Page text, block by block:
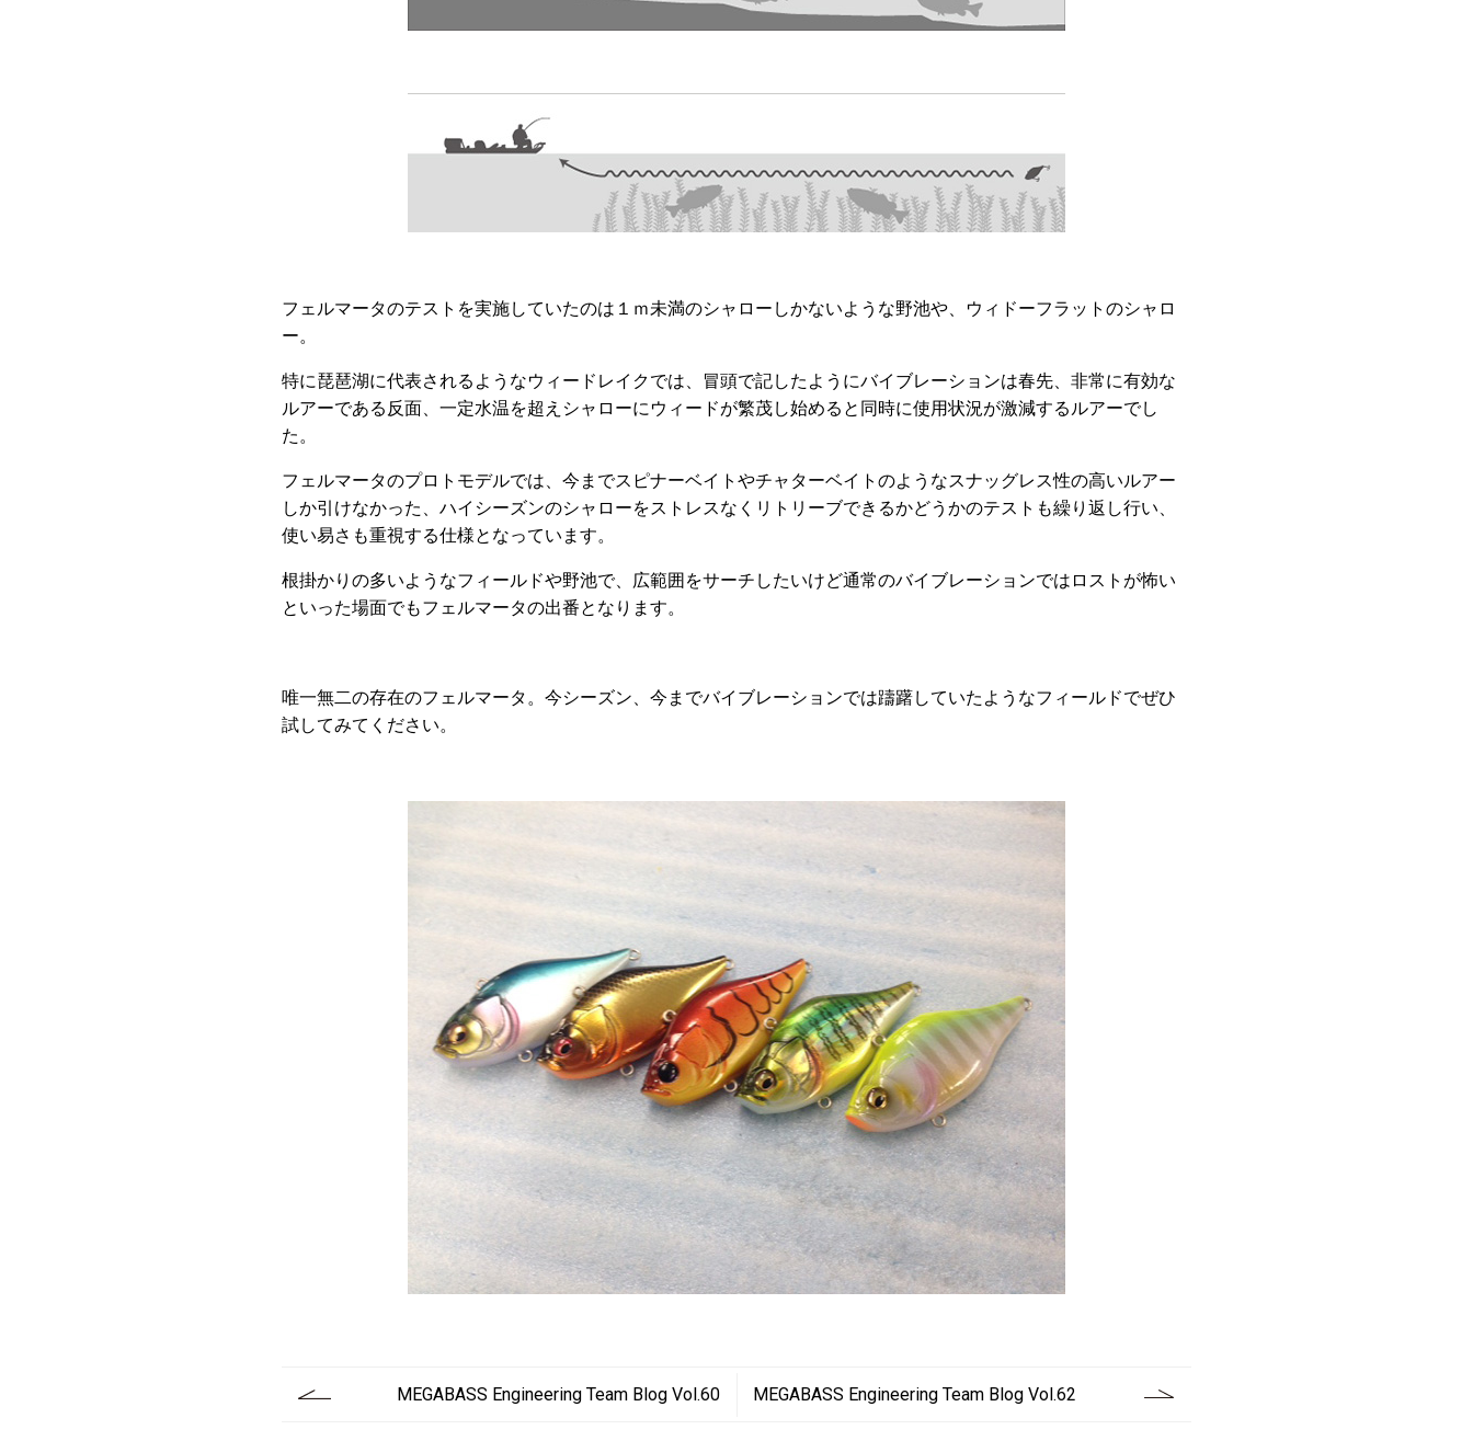
フェルマータのテストを実施していたのは１ｍ未満のシャローしかないような野池や、ウィドーフラットのシャロ
ー。
特に琵琶湖に代表されるようなウィードレイクでは、冒頭で記したようにバイブレーションは春先、非常に有効な
ルアーである反面、一定水温を超えシャローにウィードが繁茂し始めると同時に使用状況が激減するルアーでし
た。
フェルマータのプロトモデルでは、今までスピナーベイトやチャターベイトのようなスナッグレス性の高いルアー
しか引けなかった、ハイシーズンのシャローをストレスなくリトリーブできるかどうかのテストも繰り返し行い、
使い易さも重視する仕様となっています。
根掛かりの多いようなフィールドや野池で、広範囲をサーチしたいけど通常のバイブレーションではロストが怖い
といった場面でもフェルマータの出番となります。
唯一無二の存在のフェルマータ。今シーズン、今までバイブレーションでは躊躇していたようなフィールドでぜひ
試してみてください。
MEGABASS Engineering Team Blog Vol.60 MEGABASS Engineering Team Blog Vol.62